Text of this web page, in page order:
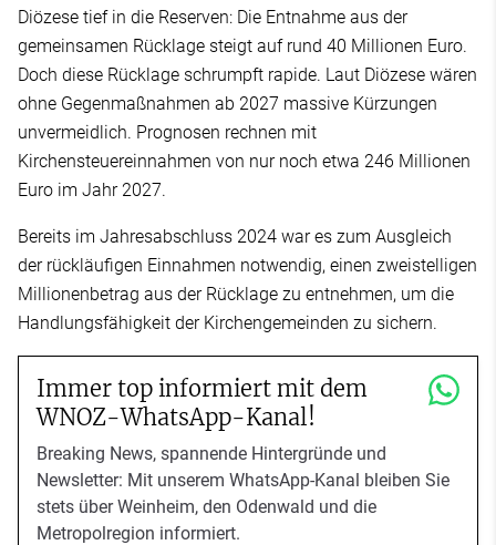
Diözese tief in die Reserven: Die Entnahme aus der
gemeinsamen Rücklage steigt auf rund 40 Millionen Euro.
Doch diese Rücklage schrumpft rapide. Laut Diözese wären
ohne Gegenmaßnahmen ab 2027 massive Kürzungen
unvermeidlich. Prognosen rechnen mit
Kirchensteuereinnahmen von nur noch etwa 246 Millionen
Euro im Jahr 2027.
Bereits im Jahresabschluss 2024 war es zum Ausgleich
der rückläufigen Einnahmen notwendig, einen zweistelligen
Millionenbetrag aus der Rücklage zu entnehmen, um die
Handlungsfähigkeit der Kirchengemeinden zu sichern.
Immer top informiert mit dem
WNOZ-WhatsApp-Kanal!
Breaking News, spannende Hintergründe und
Newsletter: Mit unserem WhatsApp-Kanal bleiben Sie
stets über Weinheim, den Odenwald und die
Metropolregion informiert.